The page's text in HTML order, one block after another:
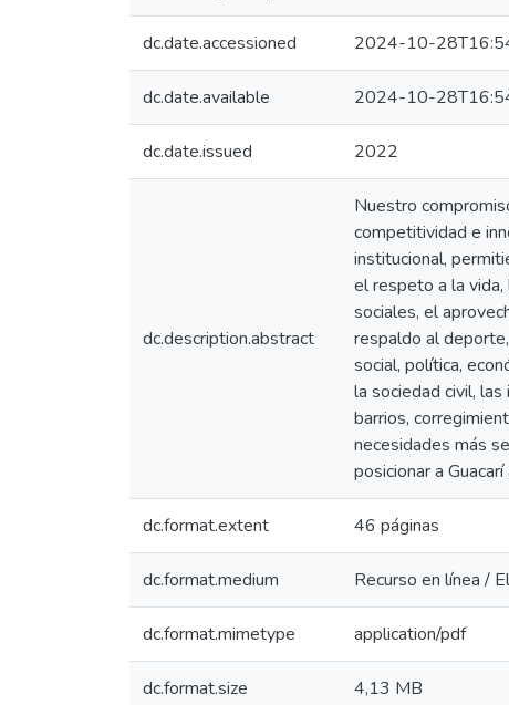
dc.date.accessioned 2024-10-
dc.date.available 2024-10-
dc.date.issued 2022
dc.description.abstract
Nuestro
competitividad e
institucional,
el respeto a la
sociales, el
respaldo al
social, política,
la sociedad civil,
barrios,
necesidades más
posicionar a
dc.format.extent 46 páginas
dc.format.medium Recurso en línea /
dc.format.mimetype application/pdf
dc.format.size 4,13 MB